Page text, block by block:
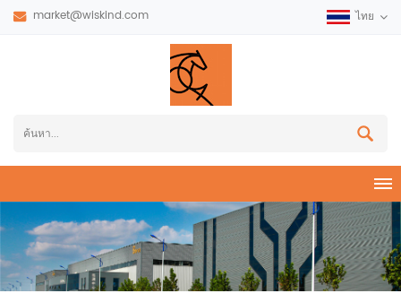
market@wiskind.com ไทย